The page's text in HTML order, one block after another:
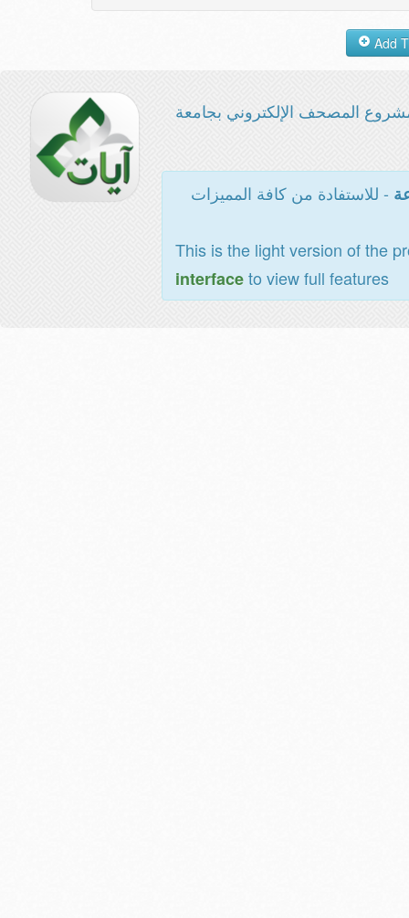
المصحف الإلكتروني بجامعة
- للاستفادة من كافة المميزات
This is the light version of the
interfaceto view full features